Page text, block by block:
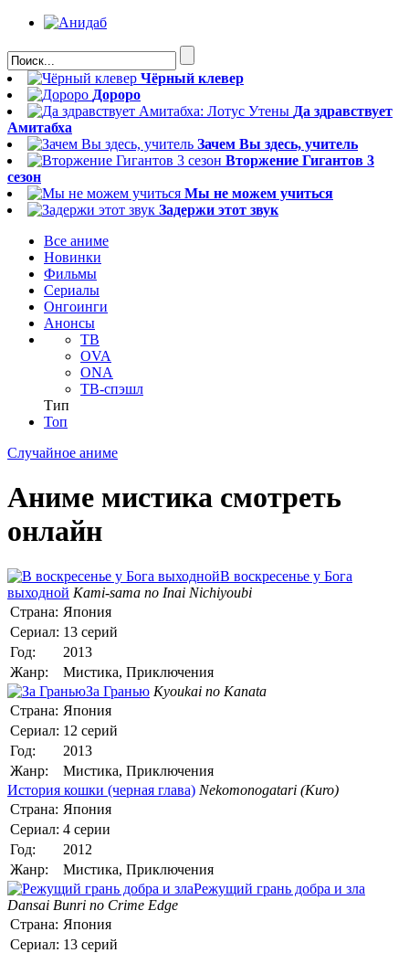
Чёрный клевер
Дороро
Да здравствует
Амитабха
Зачем Вы здесь, учитель
Вторжение Гигантов 3
сезон
Мы не можем учиться
Задержи этот звук
Все аниме
Новинки
Фильмы
Сериалы
Онгоинги
Анонсы
ТВ
OVA
ONA
ТВ-спэшл
Тип
Топ
Случайное аниме
Аниме мистика смотреть
онлайн
В воскресенье у Бога
выходной Kami-sama no Inai Nichiyoubi
Страна: Япония
Сериал: 13 серий
Год:
2013
Жанр:
Мистика, Приключения
За Гранью Kyoukai no Kanata
Страна: Япония
Сериал: 12 серий
Год:
2013
Жанр:
Мистика, Приключения
История кошки (черная глава) Nekomonogatari (Kuro)
Страна: Япония
Сериал: 4 серии
Год:
2012
Жанр:
Мистика, Приключения
Режущий грань добра и зла
Dansai Bunri no Crime Edge
Страна: Япония
Сериал: 13 серий